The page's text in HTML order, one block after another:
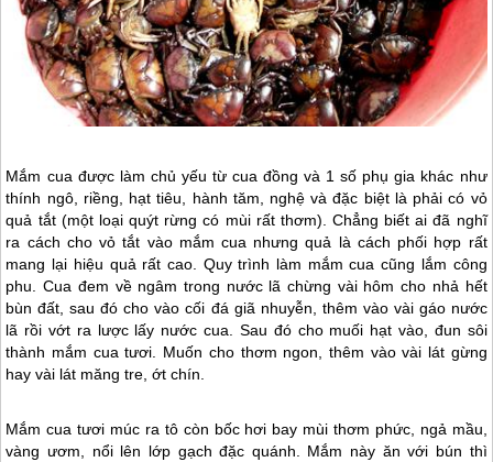
Mắm cua được làm chủ yếu từ cua đồng và 1 số phụ gia khác như
thính ngô, riềng, hạt tiêu, hành tăm, nghệ và đặc biệt là phải có vỏ
quả tắt (một loại quýt rừng có mùi rất thơm). Chẳng biết ai đã nghĩ
ra cách cho vỏ tắt vào mắm cua nhưng quả là cách phối hợp rất
mang lại hiệu quả rất cao. Quy trình làm mắm cua cũng lắm công
phu. Cua đem về ngâm trong nước lã chừng vài hôm cho nhả hết
bùn đất, sau đó cho vào cối đá giã nhuyễn, thêm vào vài gáo nước
lã rồi vớt ra lược lấy nước cua. Sau đó cho muối hạt vào, đun sôi
thành mắm cua tươi. Muốn cho thơm ngon, thêm vào vài lát gừng
hay vài lát măng tre, ớt chín.
Mắm cua tươi múc ra tô còn bốc hơi bay mùi thơm phức, ngả mầu,
vàng ươm, nổi lên lớp gạch đặc quánh. Mắm này ăn với bún thì